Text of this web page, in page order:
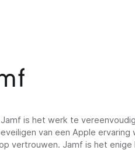
is het werk te
van een Apple ervaring
vertrouwen. Jamf is het